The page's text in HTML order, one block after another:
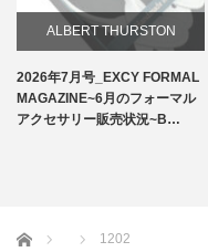
ALBERT THURSTON
お知らせ
2026年7月号_EXCY FORMAL
MAGAZINE~6月のフォーマル
アクセサリー販売状況~B…
ホーム 1202